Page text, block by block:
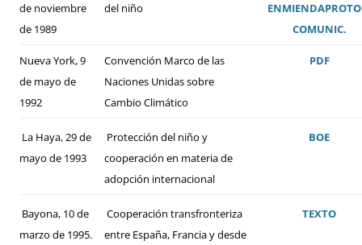
de noviembre
de 1989
del niño
ENMIENDA
COMUNIC.
Nueva York, 9
de mayo de
1992
Convención Marco de las
Naciones Unidas sobre
Cambio Climático
PDF
La Haya, 29 de
mayo de 1993
Protección del niño y
cooperación en materia de
adopción internacional
BOE
Bayona, 10 de
marzo de 1995.
Cooperación transfronteriza
entre España, Francia y desde
TEXTO